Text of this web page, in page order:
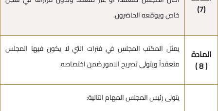
خاص ويوقعه الحاضرون.
المادة
يمثل المكتب المجلس في فترات التي لا يكون فيها المجلس
منعقداً ويتولى تصريح الامور ضمن اختصاصه.
يتولى رئيس المجلس المهام التالية: